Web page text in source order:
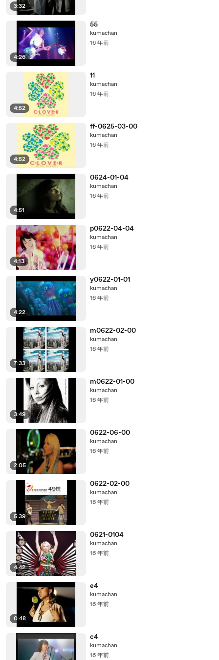
3:32
4:26
55
kumachan
16 年前
4:52
11
kumachan
16 年前
4:52
ff-0625-03-00
kumachan
16 年前
4:51
0624-01-04
kumachan
16 年前
4:13
p0622-04-04
kumachan
16 年前
4:22
y0622-01-01
kumachan
16 年前
7:33
m0622-02-00
kumachan
16 年前
3:49
m0622-01-00
kumachan
16 年前
2:05
0622-06-00
kumachan
16 年前
5:39
0622-02-00
kumachan
16 年前
4:42
0621-0104
kumachan
16 年前
0:48
e4
kumachan
16 年前
c4
kumachan
16 年前